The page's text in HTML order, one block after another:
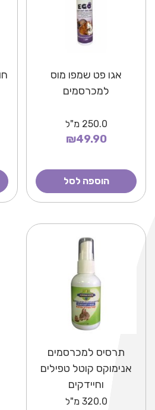
אגו פט שמפו מוס
למכרסמים
250.0 מ"ל
₪49.90
הוספה לסל
תרסיס למכרסמים
אנימוקס קוטל טפילים
וחיידקים
320.0 מ"ל